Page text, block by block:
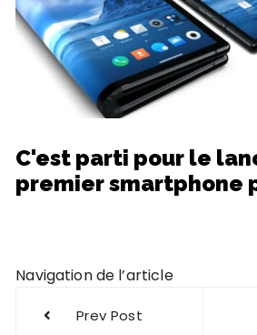
C'est parti pour le
premier smartphone
Navigation de l’article
Prev Post